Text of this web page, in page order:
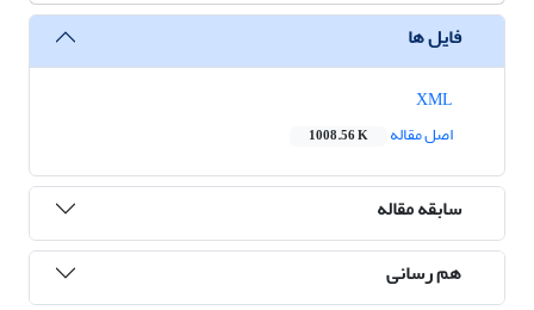
فایل ها
اصل مقاله
1008.56 K
سابقه مقاله
هم رسانی